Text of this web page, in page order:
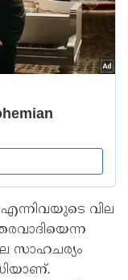
വില
സാഹചര്യം